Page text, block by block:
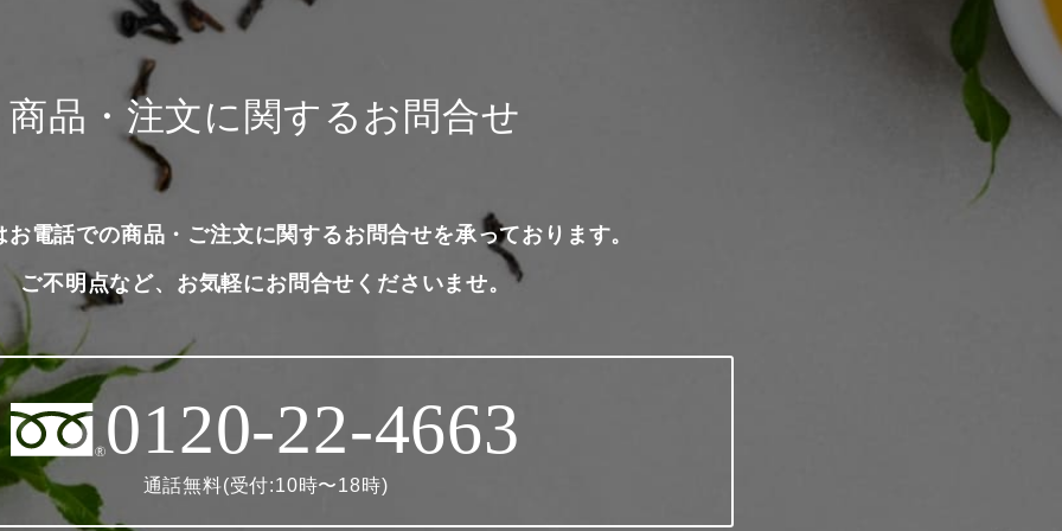
商品・注文に関するお問合せ
お電話での商品・ご注文に関するお問合せを承っております。
ご不明点など、お気軽にお問合せくださいませ。
0120-22-4663
通話無料(受付:10時〜18時)